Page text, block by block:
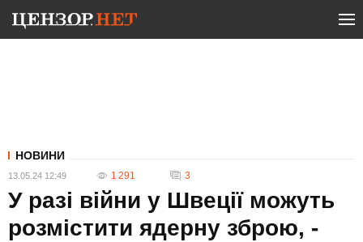
НОВИНИ
13.05.24 12:49 1 291 3
У разі війни у Швеції можуть
розмістити ядерну зброю, -